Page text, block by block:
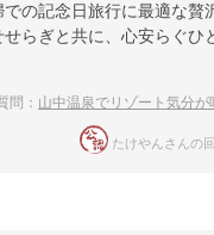
の記念日旅行に最適な贅
らぎと共に、心安らぐひ
問： 山中温泉でリゾート気分が味わえるような素敵な
たけやんさんの